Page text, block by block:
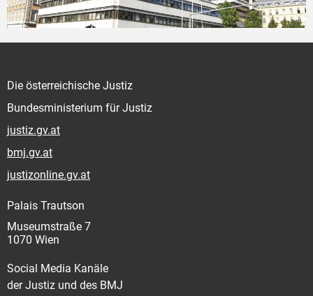
Die österreichische Justiz
Bundesministerium für Justiz
justiz.gv.at
bmj.gv.at
justizonline.gv.at
Palais Trautson
Museumstraße 7
1070 Wien
Social Media Kanäle
der Justiz und des BMJ